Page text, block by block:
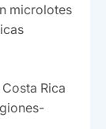
microlotes
Rica